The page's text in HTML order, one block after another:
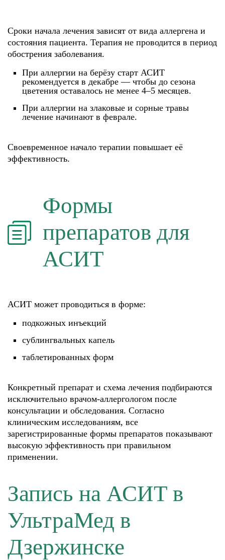
Сроки начала лечения зависят от вида аллергена и
состояния пациента. Терапия не проводится в период
обострения заболевания.
При аллергии на берёзу старт АСИТ
рекомендуется в декабре — чтобы до сезона
цветения оставалось не менее 4–5 месяцев.
При аллергии на злаковые и сорные травы
лечение начинают в феврале.
Своевременное начало терапии повышает её
эффективность.
Формы
препаратов для
АСИТ
АСИТ может проводиться в форме:
подкожных инъекций
сублингвальных капель
таблетированных форм
Конкретный препарат и схема лечения подбираются
исключительно врачом-аллергологом после
консультации и обследования. Согласно
клиническим исследованиям, все
зарегистрированные формы препаратов показывают
высокую эффективность при правильном
применении.
Запись на АСИТ в
УльтраМед в
Дзержинске